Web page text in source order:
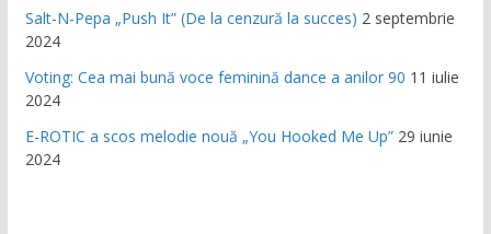
Salt-N-Pepa „Push It” (De la cenzură la succes) 2 septembrie
2024
Voting: Cea mai bună voce feminină dance a anilor 90 11 iulie
2024
E-ROTIC a scos melodie nouă „You Hooked Me Up” 29 iunie
2024